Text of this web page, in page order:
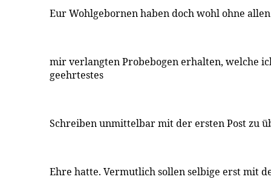
Eur Wohlgebornen haben doch wohl ohne
mir verlangten Probebogen erhalten, welche
geehrtestes
Schreiben unmittelbar mit der ersten Post zu
Ehre hatte. Vermutlich sollen selbige erst mit